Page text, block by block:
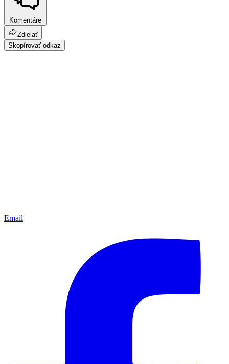
Komentáre
Zdielať
Skopírovať odkaz
Email